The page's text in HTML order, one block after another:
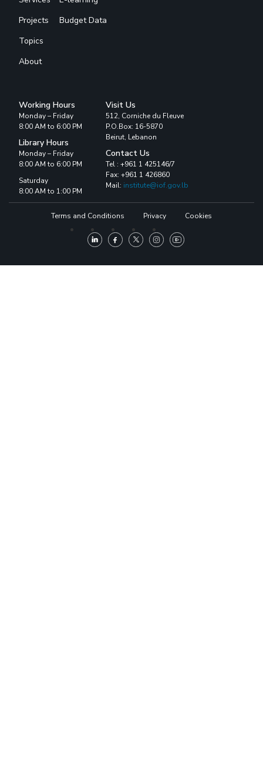
Projects
Topics
About
Budget Data
Working Hours
Monday – Friday
8:00 AM to 6:00 PM
Library Hours
Monday – Friday
8:00 AM to 6:00 PM
Saturday
8:00 AM to 1:00 PM
Visit Us
512, Corniche du Fleuve
P.O.Box: 16-5870
Beirut, Lebanon
Contact Us
Tel : +961 1 425146/7
Fax: +961 1 426860
Mail: institute@iof.gov.lb
Terms and Conditions Privacy Cookies